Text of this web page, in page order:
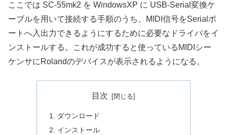
ここでは SC-55mk2 を WindowsXP に USB-Serial変換ケ
ーブルを用いて接続する手順のうち、MIDI信号をSerialポ
ートへ入出力できるようにするために必要なドライバをイ
ンストールする。これが成功すると使っているMIDIシー
ケンサにRolandのデバイスが表示されるようになる。
目次
ダウンロード
インストール